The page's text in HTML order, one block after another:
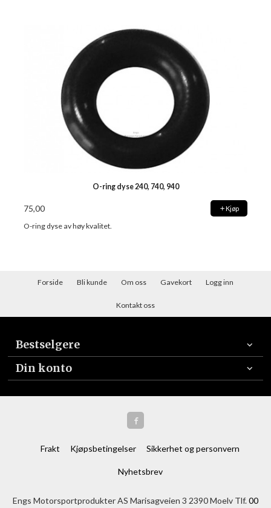
O-ring dyse 240, 740, 940
75,00 Kjøp
O-ring dyse av høy kvalitet.
Forside Bli kunde Om oss Gavekort Logg inn
Kontakt oss
Bestselgere
Din konto
Frakt Kjøpsbetingelser Sikkerhet og personvern
Nyhetsbrev
Engs Motorsportprodukter AS Marisagveien 3 2390 Moelv Tlf.00